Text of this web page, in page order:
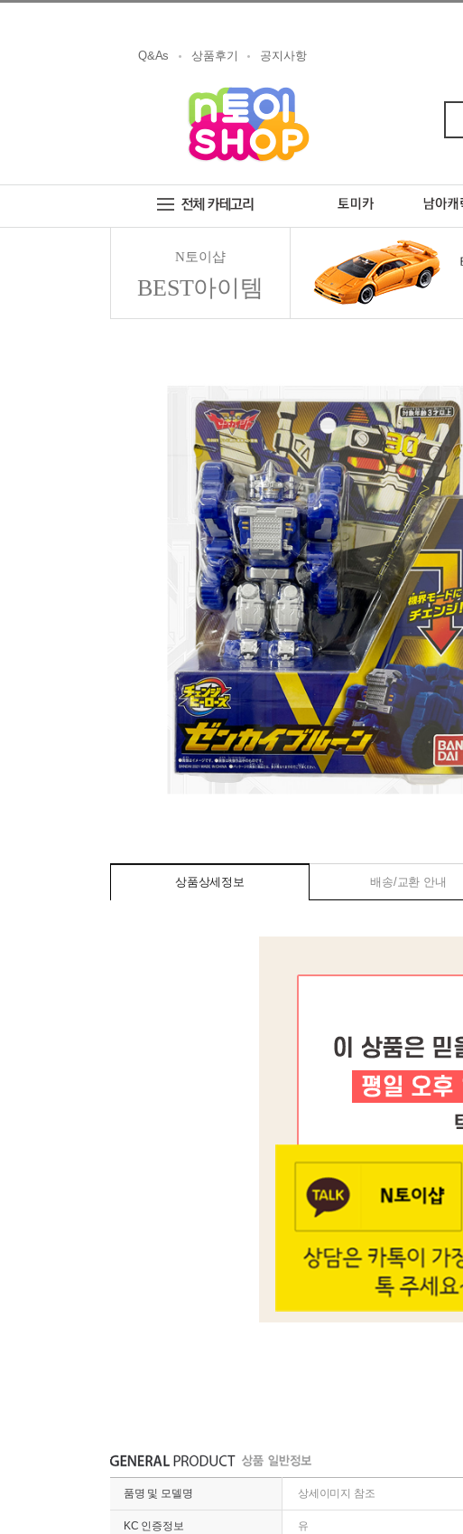
Q&As 상품후기 공지사항
N토이샵
BEST아이템
상품상세정보 배송/교환 안내
품명 및 모델명 상세이미지 참조
KC 인증정보 유